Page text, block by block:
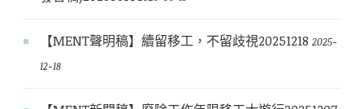
【MENT聲明稿】續留移工，不留歧視20251218 2025-
12-18